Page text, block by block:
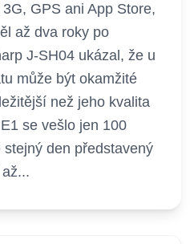
GPS ani App Store,
až dva roky po
J-SH04 ukázal, že u
může být okamžité
než jeho kvalita
se vešlo jen 100
den představený